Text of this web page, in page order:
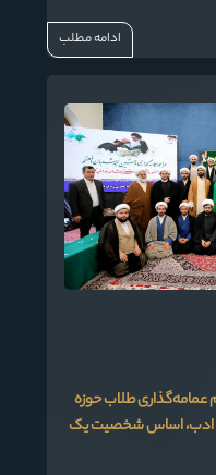
ملی و حفظ عزت ایران
که ملت ایران در برابرادامه مطلب
عمامه‌گذاری طلاب حوزه
و ادب، اساس شخصیت یک